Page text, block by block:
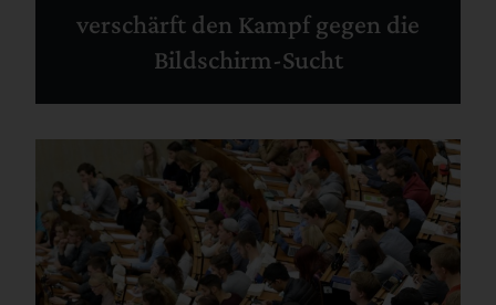
verschärft den Kampf gegen die
Bildschirm-Sucht